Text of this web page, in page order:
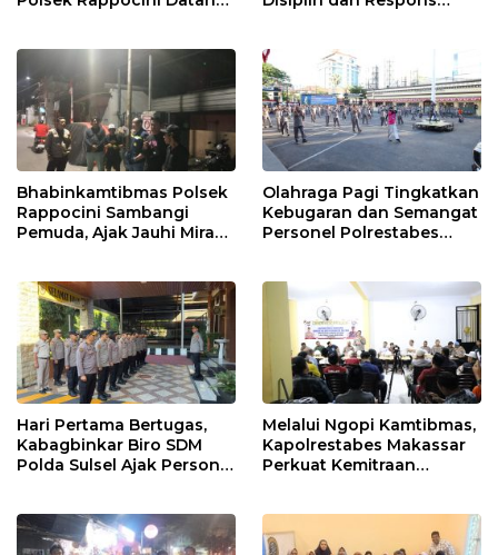
Bhabinkamtibmas Polsek
Rappocini Sambangi
Pemuda, Ajak Jauhi Miras,
Olahraga Pagi Tingkatkan
Kebugaran dan Semangat
Personel Polrestabes
Hari Pertama Bertugas,
Kabagbinkar Biro SDM
Polda Sulsel Ajak Personel
Melalui Ngopi Kamtibmas,
Kapolrestabes Makassar
Perkuat Kemitraan